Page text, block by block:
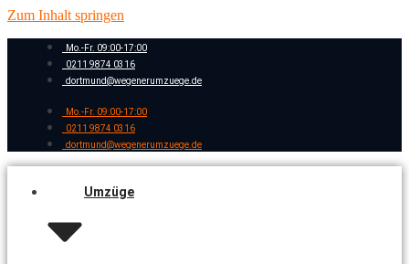
Zum Inhalt springen
Mo.-Fr. 09:00-17:00
0211 9874 0316
dortmund@wegenerumzuege.de
Mo.-Fr. 09:00-17:00
0211 9874 0316
dortmund@wegenerumzuege.de
Umzüge